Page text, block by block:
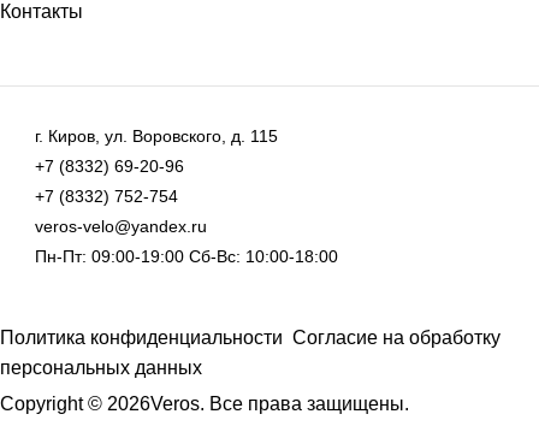
Контакты
г. Киров, ул. Воровского, д. 115
+7 (8332) 69-20-96
+7 (8332) 752-754
veros-velo@yandex.ru
Пн-Пт: 09:00-19:00 Сб-Вс: 10:00-18:00
Политика конфиденциальности Согласие на обработку
персональных данных
Copyright © 2026Veros. Все права защищены.